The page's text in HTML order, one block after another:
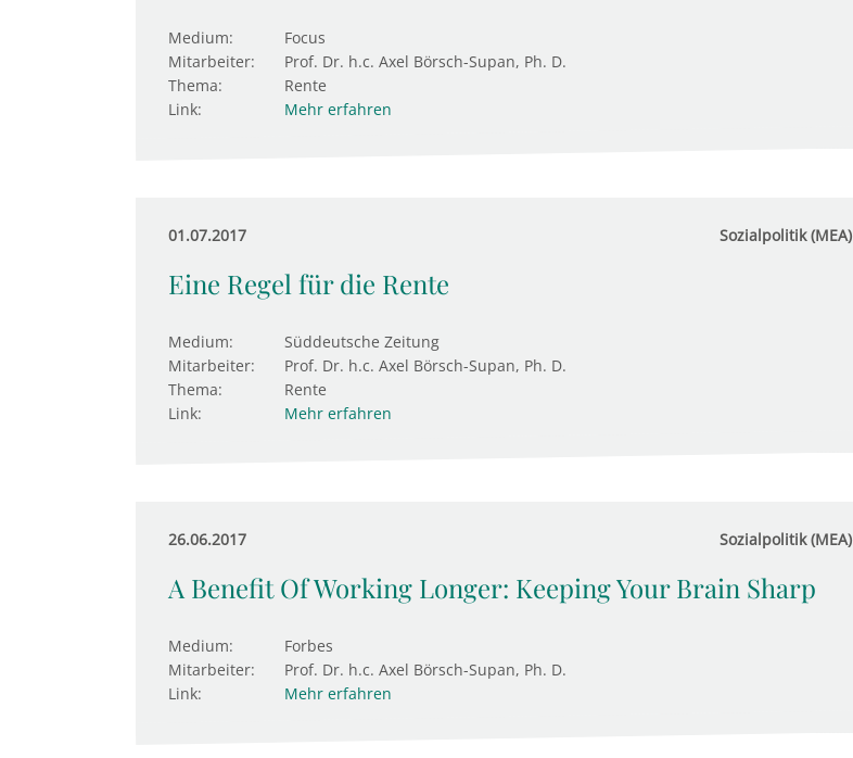
Medium:
Focus
Mitarbeiter:
Prof. Dr. h.c. Axel Börsch-Supan, Ph. D.
Thema:
Rente
Link:
Mehr erfahren
01.07.2017 Sozialpolitik (MEA)
Eine Regel für die Rente
Medium:
Süddeutsche Zeitung
Mitarbeiter:
Prof. Dr. h.c. Axel Börsch-Supan, Ph. D.
Thema:
Rente
Link:
Mehr erfahren
26.06.2017 Sozialpolitik (MEA)
A Benefit Of Working Longer: Keeping Your Brain Sharp
Medium:
Forbes
Mitarbeiter:
Prof. Dr. h.c. Axel Börsch-Supan, Ph. D.
Link:
Mehr erfahren